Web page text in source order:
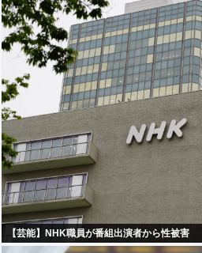
【芸能】NHK職員が番組出演者から性被害